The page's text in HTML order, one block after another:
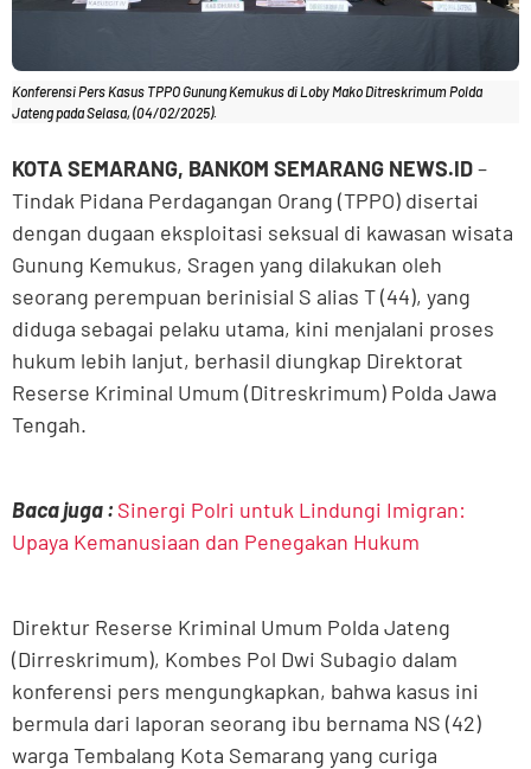
Konferensi Pers Kasus TPPO Gunung Kemukus di Loby Mako Ditreskrimum Polda
Jateng pada Selasa, (04/02/2025).
KOTA SEMARANG, BANKOM SEMARANG NEWS.ID–
Tindak Pidana Perdagangan Orang (TPPO) disertai
dengan dugaan eksploitasi seksual di kawasan wisata
Gunung Kemukus, Sragen yang dilakukan oleh
seorang perempuan berinisial S alias T (44), yang
diduga sebagai pelaku utama, kini menjalani proses
hukum lebih lanjut, berhasil diungkap Direktorat
Reserse Kriminal Umum (Ditreskrimum) Polda Jawa
Tengah.
Baca juga : Sinergi Polri untuk Lindungi Imigran:
Upaya Kemanusiaan dan Penegakan Hukum
Direktur Reserse Kriminal Umum Polda Jateng
(Dirreskrimum), Kombes Pol Dwi Subagio dalam
konferensi pers mengungkapkan, bahwa kasus ini
bermula dari laporan seorang ibu bernama NS (42)
warga Tembalang Kota Semarang yang curiga